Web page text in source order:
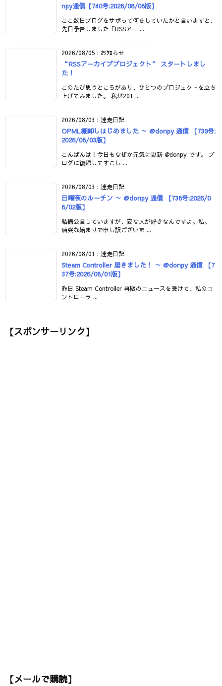
npy通信【740号:2026/08/08版】
ここ数日ブログをサボって何をしていたかと言いますと、
先日予告しました「RSSアー ...
2026/08/05 : お知らせ
“RSSアーカイブプロジェクト” スタートしまし
た！
このたび思うところがあり、ひとつのプロジェクトを立ち
上げてみました。 私が201 ...
2026/08/03 : 迷走日記
OPML棚卸しはじめました ～ @donpy 通信 【739号:
2026/08/03版】
こんばんは！今日もなぜか元気に更新 @donpy です。 ブ
ログに復帰してすこし ...
2026/08/03 : 迷走日記
日曜夜のルーチン ～ @donpy 通信 【738号:2026/0
8/02版】
結構公言していますが、変な人が好きなんですよ。私。
唐突な始まりで申し訳ございま ...
2026/08/01 : 迷走日記
Steam Controller 届きました！ ～ @donpy 通信 【7
37号:2026/08/01版】
昨日 Steam Controller 再販のニュースを受けて、私のコ
ントローラ ...
【スポンサーリンク】
【メールで購読】